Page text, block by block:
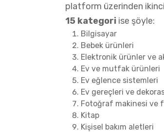
platform üzerinden ikinci
15 kategori ise şöyle:
Bilgisayar
Bebek ürünleri
Elektronik ürünler ve
Ev ve mutfak ürünleri
Ev eğlence sistemleri
Ev gereçleri ve
Fotoğraf makinesi ve
Kitap
Kişisel bakım aletleri